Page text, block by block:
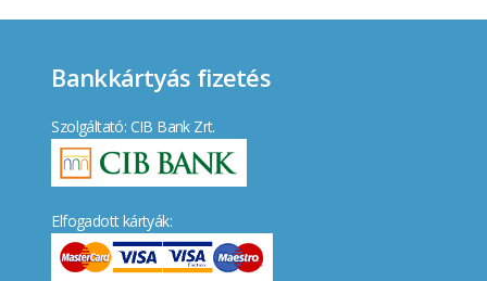
Bankkártyás fizetés
Szolgáltató: CIB Bank Zrt.
Elfogadott kártyák: